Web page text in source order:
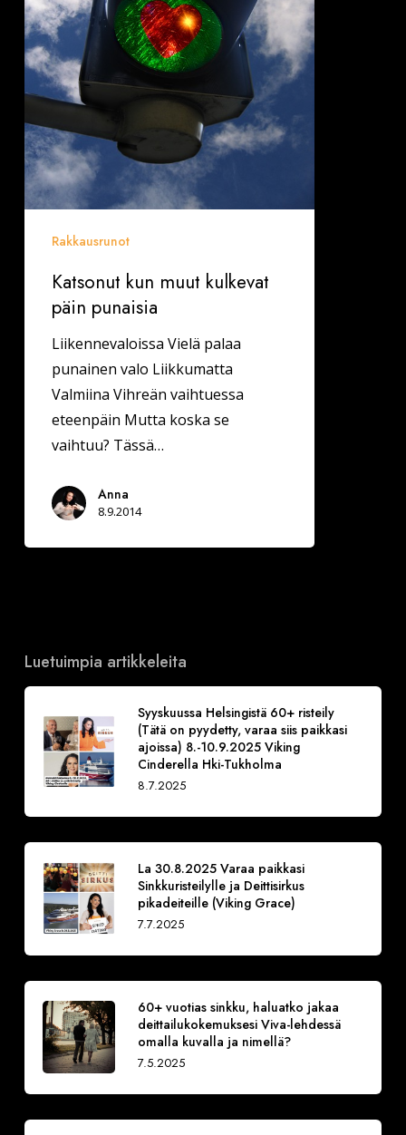
Rakkausrunot
Katsonut kun muut kulkevat
päin punaisia
Liikennevaloissa Vielä palaa
punainen valo Liikkumatta
Valmiina Vihreän vaihtuessa
eteenpäin Mutta koska se
vaihtuu? Tässä…
Anna
8.9.2014
Luetuimpia artikkeleita
Syyskuussa Helsingistä 60+ risteily
(Tätä on pyydetty, varaa siis paikkasi
ajoissa) 8.-10.9.2025 Viking
Cinderella Hki-Tukholma
8.7.2025
La 30.8.2025 Varaa paikkasi
Sinkkuristeilylle ja Deittisirkus
pikadeiteille (Viking Grace)
7.7.2025
60+ vuotias sinkku, haluatko jakaa
deittailukokemuksesi Viva-lehdessä
omalla kuvalla ja nimellä?
7.5.2025